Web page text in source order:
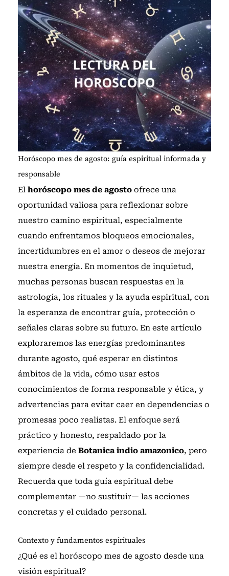
Horóscopo mes de agosto: guía espiritual informada y
responsable
El horóscopo mes de agostoofrece una
oportunidad valiosa para reflexionar sobre
nuestro camino espiritual, especialmente
cuando enfrentamos bloqueos emocionales,
incertidumbres en el amor o deseos de mejorar
nuestra energía. En momentos de inquietud,
muchas personas buscan respuestas en la
astrología, los rituales y la ayuda espiritual, con
la esperanza de encontrar guía, protección o
señales claras sobre su futuro. En este artículo
exploraremos las energías predominantes
durante agosto, qué esperar en distintos
ámbitos de la vida, cómo usar estos
conocimientos de forma responsable y ética, y
advertencias para evitar caer en dependencias o
promesas poco realistas. El enfoque será
práctico y honesto, respaldado por la
experiencia de Botanica indio amazonico, pero
siempre desde el respeto y la confidencialidad.
Recuerda que toda guía espiritual debe
complementar —no sustituir— las acciones
concretas y el cuidado personal.
Contexto y fundamentos espirituales
¿Qué es el horóscopo mes de agosto desde una
visión espiritual?